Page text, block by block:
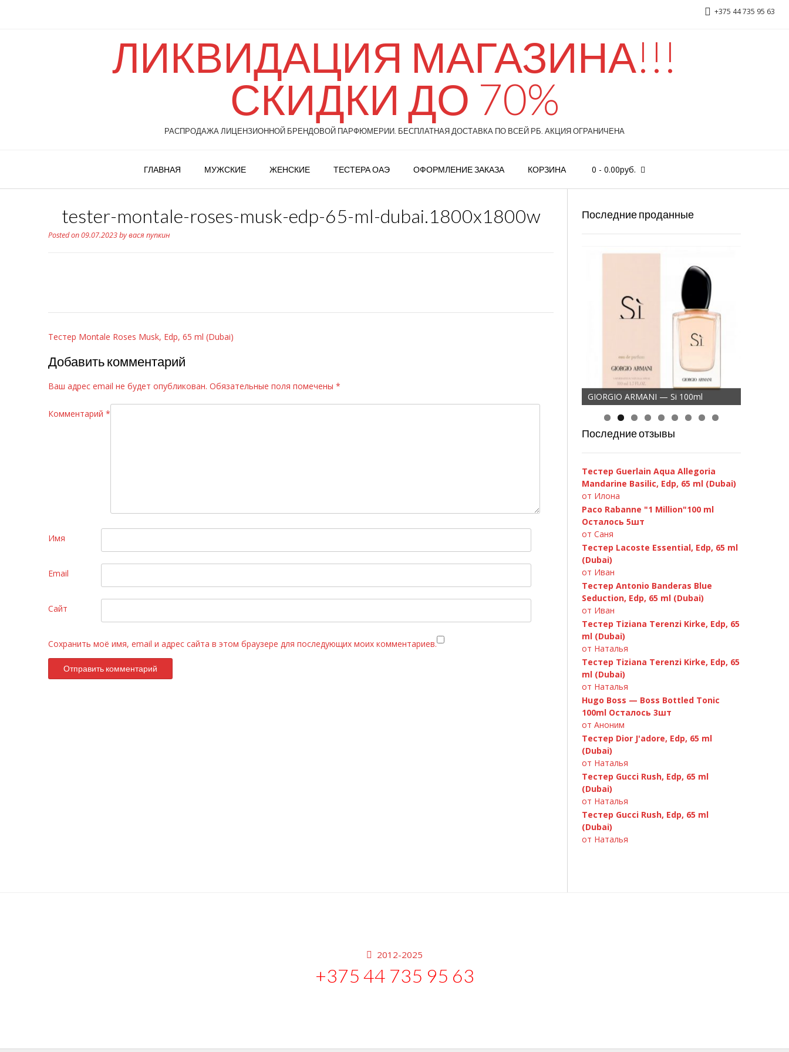
+375 44 735 95 63
ЛИКВИДАЦИЯ МАГАЗИНА!!!
СКИДКИ ДО 70%
РАСПРОДАЖА ЛИЦЕНЗИОННОЙ БРЕНДОВОЙ ПАРФЮМЕРИИ. БЕСПЛАТНАЯ ДОСТАВКА ПО ВСЕЙ РБ. АКЦИЯ ОГРАНИЧЕНА
ГЛАВНАЯ МУЖСКИЕ ЖЕНСКИЕ ТЕСТЕРА ОАЭ ОФОРМЛЕНИЕ ЗАКАЗА КОРЗИНА 0 - 0.00руб.
tester-montale-roses-musk-edp-65-ml-dubai.1800x1800w
Posted on09.07.2023byвася пупкин
Навигация
по
записям
Тестер Montale Roses Musk, Edp, 65 ml (Dubai)
Добавить комментарий
Ваш адрес email не будет опубликован. Обязательные поля помечены *
Комментарий *
Имя
Email
Сайт
Сохранить моё имя, email и адрес сайта в этом браузере для последующих моих комментариев.
Последние проданные
GIORGIO ARMANI — Si 100ml
D&G 3 LImperatrice, 100ml
A.Banderas «Blue Seduction» 100ml
C.Dior «Fahrenheit» 100ml
Последние отзывы
Тестер Guerlain Aqua Allegoria
Mandarine Basilic, Edp, 65 ml (Dubai)
от Илона
Paco Rabanne "1 Million"100 ml
Осталось 5шт
от Саня
Тестер Lacoste Essential, Edp, 65 ml
(Dubai)
от Иван
Тестер Antonio Banderas Blue
Seduction, Edp, 65 ml (Dubai)
от Иван
Тестер Tiziana Terenzi Kirke, Edp, 65
ml (Dubai)
от Наталья
Тестер Tiziana Terenzi Kirke, Edp, 65
ml (Dubai)
от Наталья
Hugo Boss — Boss Bottled Tonic
100ml Осталось 3шт
от Аноним
Тестер Dior J'adore, Edp, 65 ml
(Dubai)
от Наталья
Тестер Gucci Rush, Edp, 65 ml
(Dubai)
от Наталья
Тестер Gucci Rush, Edp, 65 ml
(Dubai)
от Наталья
2012-2025
+375 44 735 95 63